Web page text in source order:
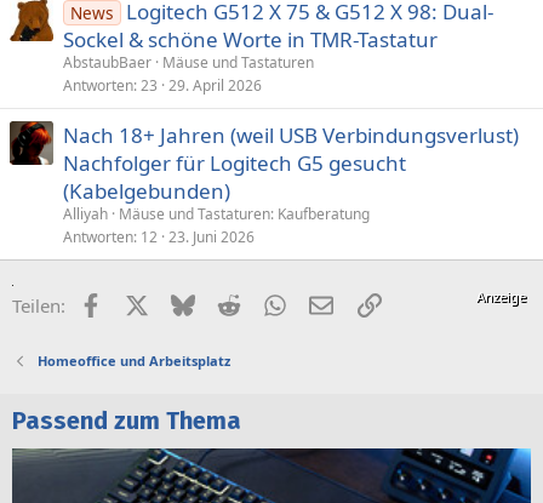
News
Logitech G512 X 75 & G512 X 98: Dual-
Sockel & schöne Worte in TMR-Tastatur
AbstaubBaer Mäuse und Tastaturen
Antworten 23 29. April 2026
Nach 18+ Jahren (weil USB Verbindungsverlust)
Nachfolger für Logitech G5 gesucht
(Kabelgebunden)
Alliyah Mäuse und Tastaturen: Kaufberatung
Antworten 12 23. Juni 2026
Teilen: FacebookX (Twitter)
BlueskyRedditWhatsApp
E-MailLink
Homeoffice und Arbeitsplatz
Passend zum Thema